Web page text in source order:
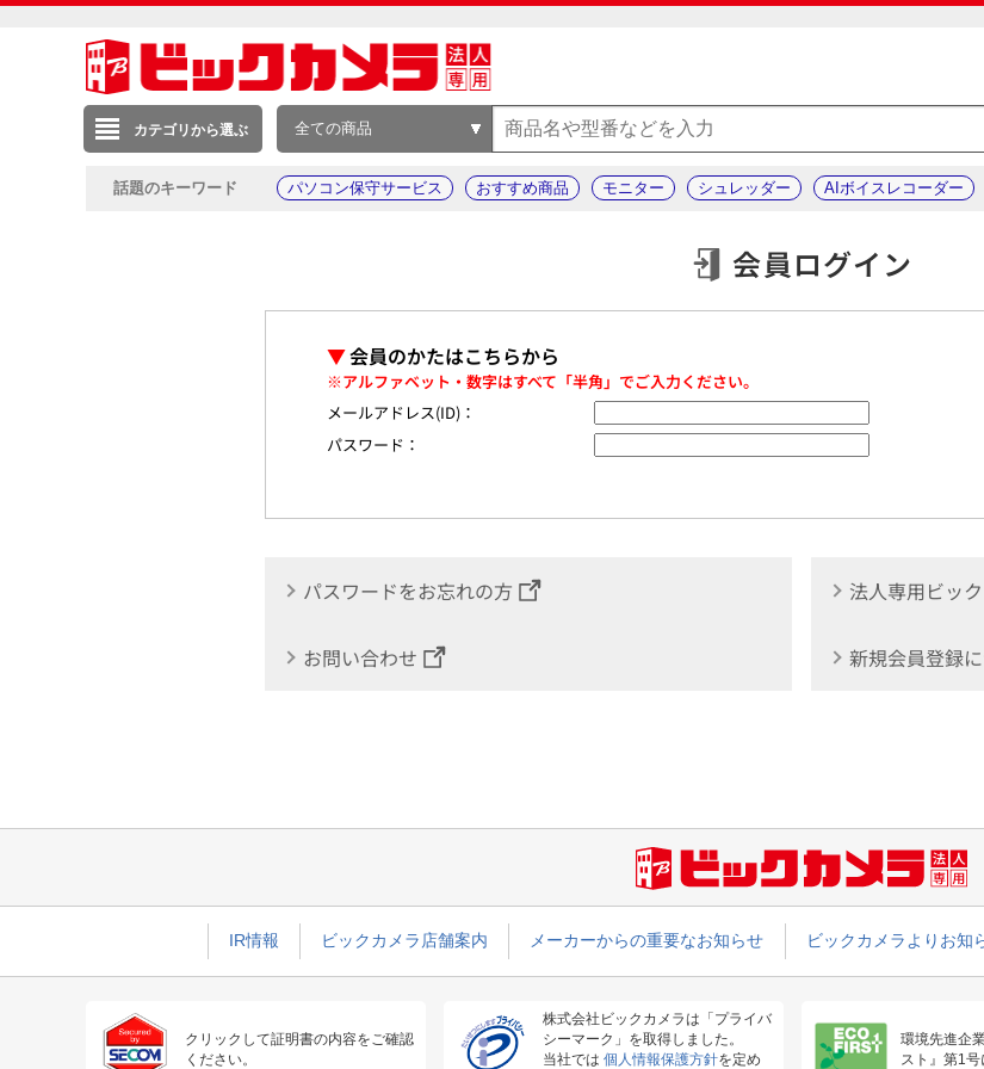
カテゴリから選ぶ 全ての商品
話題のキーワード パソコン保守サービス おすすめ商品 モニター シュレッダー AIボイスレコーダー
会員ログイン
▼会員のかたはこちらから
※アルファベット・数字はすべて「半角」でご入力ください。
メールアドレス(ID)：
パスワード：
パスワードをお忘れの方 法人専用ビッ
お問い合わせ 新規会員登録
IR情報 ビックカメラ店舗案内 メーカーからの重要なお知らせ ビックカメラよりお知
クリックして証明書の内容をご確認
ください。
株式会社ビックカメラは「プライバ
シーマーク」を取得しました。
当社では 個人情報保護方針を定め
環境先進企
スト』第1号